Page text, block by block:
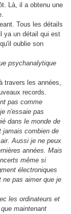
Là, il a obtenu une
Tous les détails
ya un détail qui est
oublie son
psychanalytique
travers les années,
records.
pas comme
n'essaie pas
dans le monde de
jamais combien de
Aussi je ne peux
années. Mais
même si
électroniques
ne pas aimer que je
les ordinateurs et
maintenant